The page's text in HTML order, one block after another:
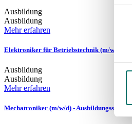
Ausbildung
Ausbildung
Mehr erfahren
Elektroniker für Betriebstechnik (m/w/d) -
Ausbildung
Ausbildung
Mehr erfahren
Mechatroniker (m/w/d) - Ausbildungsstart